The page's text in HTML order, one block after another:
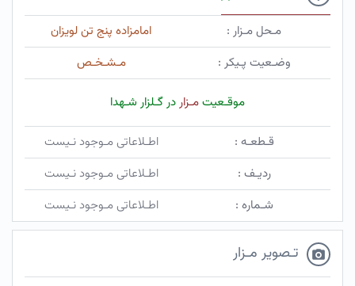
مـحل مـزار :
امامزاده پنج تن لویزان
وضـعیت پـیکر :
مـشـخـص
موقـعیتمـزاردر گـلزار شـهدا
قـطعـه :
اطـلاعاتی مـوجود نـیست
ردیـف :
اطـلاعاتی مـوجود نـیست
شـماره :
اطـلاعاتی مـوجود نـیست
تـصویر مـزار